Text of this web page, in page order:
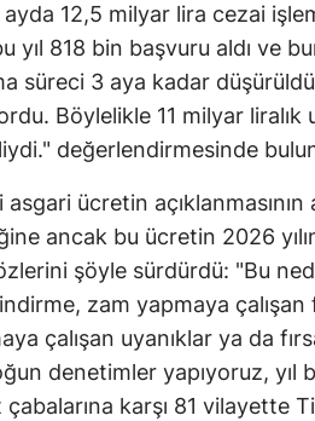
12,5 milyar lira cezai
yıl 818 bin başvuru aldı ve
süreci 3 aya kadar
Böylelikle 11 milyar liralık
değerlendirmesinde
ücretin açıklanmasının
ancak bu ücretin 2026
şöyle sürdürdü: "Bu
zam yapmaya çalışan
çalışan uyanıklar ya da
denetimler yapıyoruz, yıl
karşı 81 vilayette